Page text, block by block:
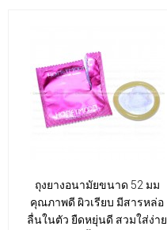
ถุงยางอนามัยขนาด 52 มม
คุณภาพดี ผิวเรียบ มีสารหล่อ
ลื่นในตัว ยืดหยุ่นดี สวมใส่ง่าย